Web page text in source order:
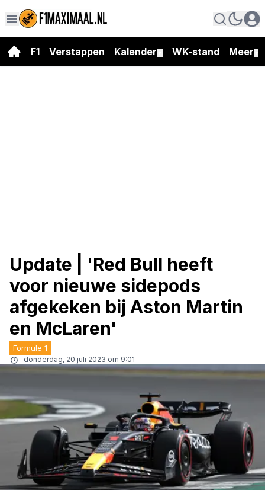
F1 Verstappen Kalender WK-stand Meer
Update | 'Red Bull heeft
voor nieuwe sidepods
afgekeken bij Aston Martin
en McLaren'
Formule 1
donderdag, 20 juli 2023 om 9:01